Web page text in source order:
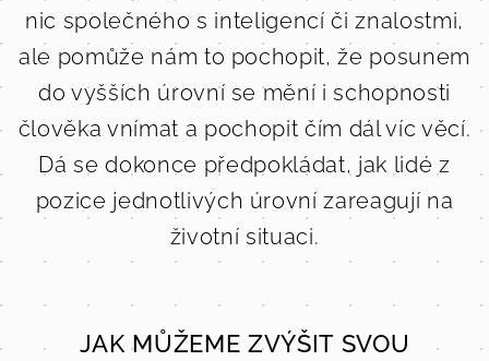
nic společného s inteligencí či znalostmi,
ale pomůže nám to pochopit, že posunem
do vyšších úrovní se mění i schopnosti
člověka vnímat a pochopit čím dál víc věcí.
Dá se dokonce předpokládat, jak lidé z
pozice jednotlivých úrovní zareagují na
životní situaci.
JAK MŮŽEME ZVÝŠIT SVOU